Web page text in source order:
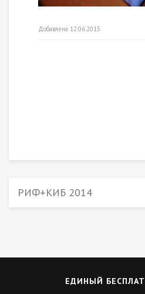
Добавлена 12.06.2015
РИФ+КИБ 2014
ЕДИНЫЙ